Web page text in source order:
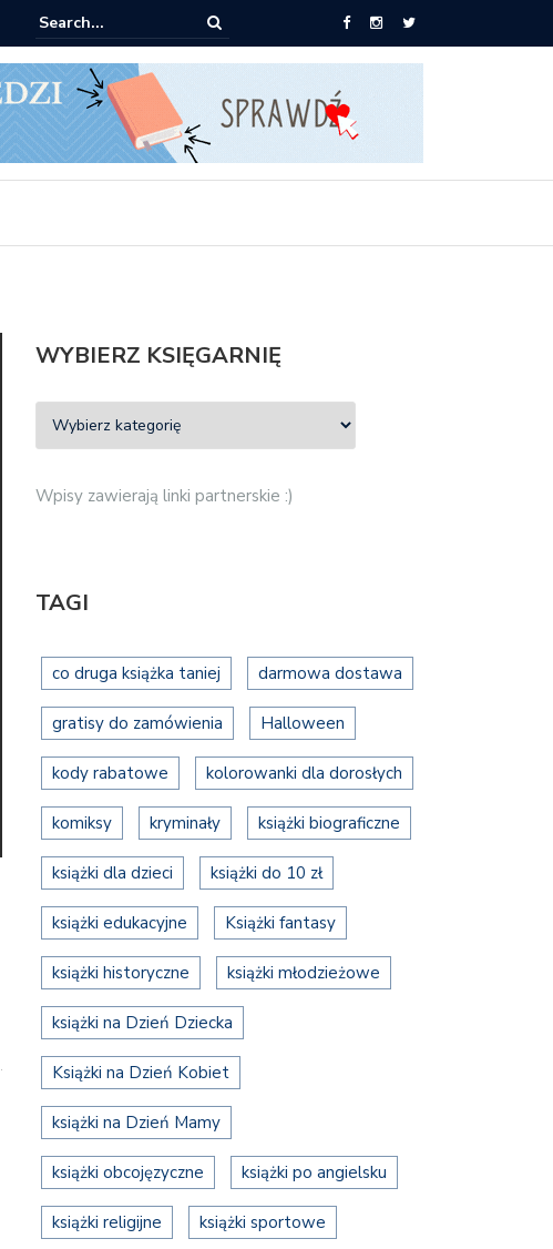
Znak: książki od 2,90 zł do zamówienia
WYBIERZ KSIĘGARNIĘ
Wpisy zawierają linki partnerskie :)
TAGI
co druga książka taniej darmowa dostawa
gratisy do zamówienia Halloween
kody rabatowe kolorowanki dla dorosłych
komiksy kryminały książki biograficzne
książki dla dzieci książki do 10 zł
książki edukacyjne Książki fantasy
książki historyczne książki młodzieżowe
książki na Dzień Dziecka
Książki na Dzień Kobiet
książki na Dzień Mamy
książki obcojęzyczne książki po angielsku
książki religijne książki sportowe